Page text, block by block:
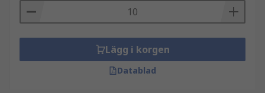
Lägg i korgen
Datablad